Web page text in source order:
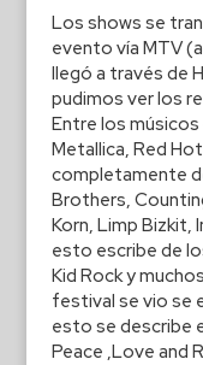
Los shows se
evento vía MTV
llegó a través de
pudimos ver los
Entre los
Metallica, Red
completamente
Brothers,
Korn, Limp Bizkit,
esto escribe de
Kid Rock y
festival se vio se
esto se describe
Peace ,Love and